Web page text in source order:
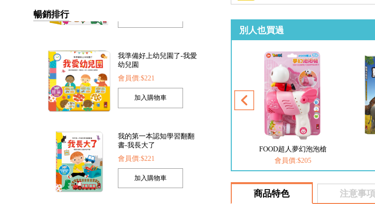
暢銷排行
會員價:$221
會員價:$221
別人也買過
FOOD超人探索點讀筆
會員價:$1422
FOOD超人夢幻泡泡槍
會員價:$205
商品特色 注意事項